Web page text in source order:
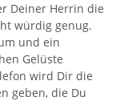
Deiner Herrin die
würdig genug.
und ein
Gelüste
wird Dir die
geben, die Du